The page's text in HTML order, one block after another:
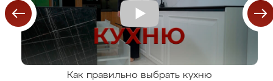
Как правильно выбрать кухню